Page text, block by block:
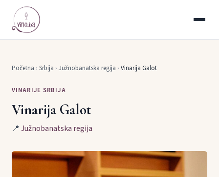
Početna › Srbija › Južnobanatska regija › Vinarija Galot
VINARIJE SRBIJA
Vinarija Galot
📍 Južnobanatska regija